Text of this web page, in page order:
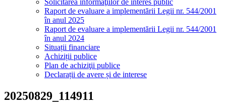
Solicitarea informaţiilor de interes public
Raport de evaluare a implementării Legii nr. 544/2001
în anul 2025
Raport de evaluare a implementării Legii nr. 544/2001
în anul 2024
Situații financiare
Achiziții publice
Plan de achiziţii publice
Declarații de avere și de interese
20250829_114911